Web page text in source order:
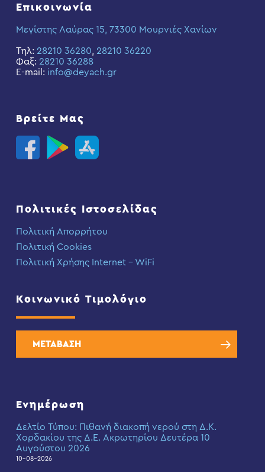
Επικοινωνία
Μεγίστης Λαύρας 15, 73300 Μουρνιές Χανίων
Τηλ: 28210 36280, 28210 36220
Φαξ: 28210 36288
E-mail: info@deyach.gr
Βρείτε Μας
Πολιτικές Ιστοσελίδας
Πολιτική Απορρήτου
Πολιτική Cookies
Πολιτική Χρήσης Internet – WiFi
Κοινωνικό Τιμολόγιο
ΜΕΤΑΒΑΣΗ
Ενημέρωση
Δελτίο Τύπου: Πιθανή διακοπή νερού στη Δ.Κ.
Χορδακίου της Δ.Ε. Ακρωτηρίου Δευτέρα 10
Αυγούστου 2026
10-08-2026